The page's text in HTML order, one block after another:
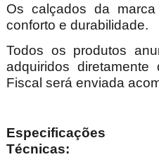
Os calçados da
conforto e durabilidade.
Todos os produtos
adquiridos
Fiscal será enviada
Especificações